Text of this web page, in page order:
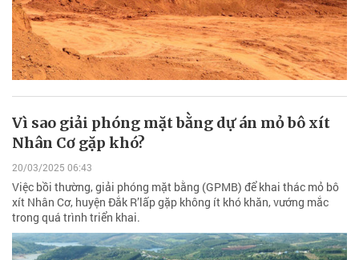
Vì sao giải phóng mặt bằng dự án mỏ bô xít
Nhân Cơ gặp khó?
20/03/2025 06:43
Việc bồi thường, giải phóng mặt bằng (GPMB) để khai thác mỏ bô
xít Nhân Cơ, huyện Đắk R’lấp gặp không ít khó khăn, vướng mắc
trong quá trình triển khai.